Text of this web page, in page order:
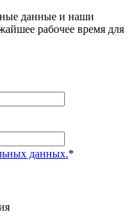
данные и наши
рабочее время для
данных.*